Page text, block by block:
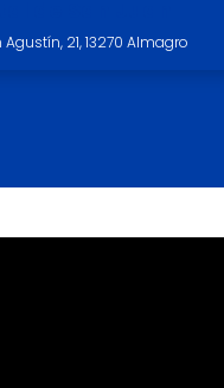
21, 13270 Almagro